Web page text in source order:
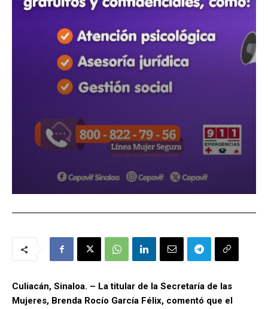
Culiacán, Sinaloa. – La titular de la Secretaría de las
Mujeres, Brenda Rocío García Félix, comentó que el